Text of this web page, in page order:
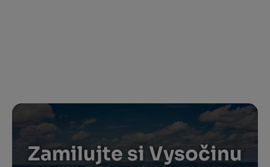
Zamilujte si Vysočinu